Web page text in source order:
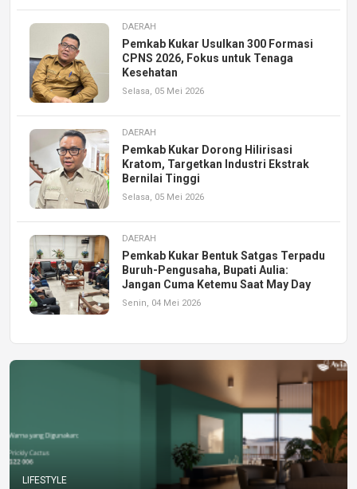
DAERAH
Pemkab Kukar Usulkan 300 Formasi
CPNS 2026, Fokus untuk Tenaga
Kesehatan
Selasa, 05 Mei 2026
DAERAH
Pemkab Kukar Dorong Hilirisasi
Kratom, Targetkan Industri Ekstrak
Bernilai Tinggi
Selasa, 05 Mei 2026
DAERAH
Pemkab Kukar Bentuk Satgas Terpadu
Buruh-Pengusaha, Bupati Aulia:
Jangan Cuma Ketemu Saat May Day
Senin, 04 Mei 2026
LIFESTYLE